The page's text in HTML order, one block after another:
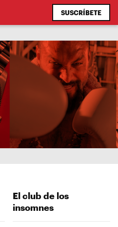
SUSCRÍBETE
El club de los
insomnes